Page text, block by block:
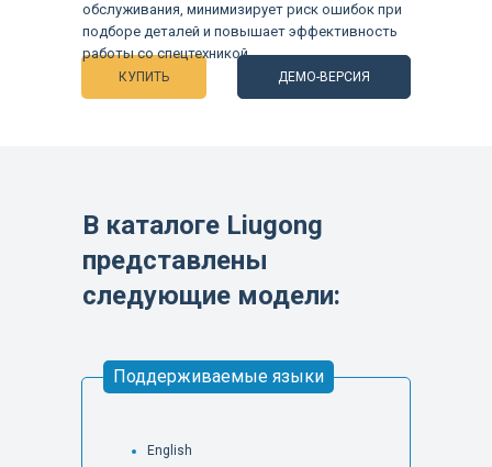
КУПИТЬ ДЕМО-ВЕРСИЯ
обслуживания, минимизирует риск ошибок при
подборе деталей и повышает эффективность
работы со спецтехникой.
В каталоге Liugong
представлены
следующие модели:
English
Поддерживаемые языки